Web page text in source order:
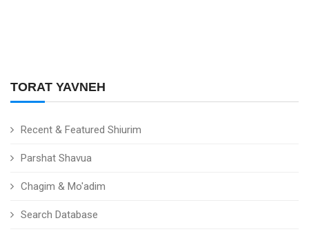
TORAT YAVNEH
Recent & Featured Shiurim
Parshat Shavua
Chagim & Mo'adim
Search Database